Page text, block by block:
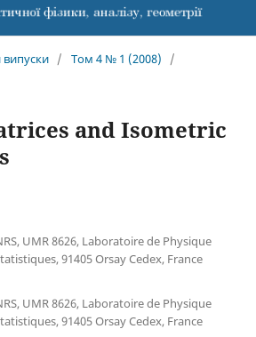
випуски / Том 4 № 1 (2008)
/
and Isometric
UMR 8626, Laboratoire de Physique
91405 Orsay Cedex, France
UMR 8626, Laboratoire de Physique
91405 Orsay Cedex, France